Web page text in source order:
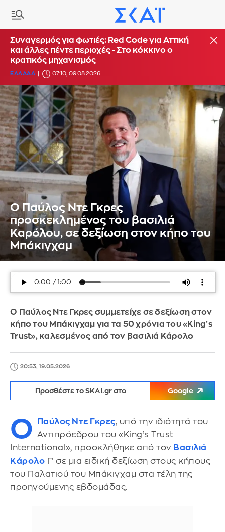
Συναγερμός για φωτιές: Red Code για Αττική
και άλλες πέντε περιοχές - Στο κόκκινο ο
κρατικός μηχανισμός
ΕΛΛΑΔΑ 07:10, 09.08.2026
O Παύλος Ντε Γκρες
προσκεκλημένος του βασιλιά
Καρόλου, σε δεξίωση στον κήπο του
Μπάκιγχαμ
Ο Παύλος Ντε Γκρες συμμετείχε σε δεξίωση στον
κήπο του Μπάκιγχαμ για τα 50 χρόνια του «King’s
Trust», καλεσμένος από τον βασιλιά Κάρολο
20:53, 19.05.2026
Προσθέστε το SKAI.gr στο Google
Ο Παύλος Ντε Γκρες, υπό την ιδιότητά του
Αντιπρόεδρου του «King’s Trust
International», προσκλήθηκε από τον Βασιλιά
Κάρολο Γ’ σε μια ειδική δεξίωση στους κήπους
του Παλατιού του Μπάκιγχαμ στα τέλη της
προηγούμενης εβδομάδας.